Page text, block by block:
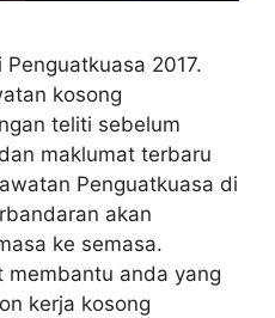
2017.
kosong
teliti sebelum
maklumat terbaru
Penguatkuasa di
akan
ke semasa.
membantu anda yang
kerja kosong